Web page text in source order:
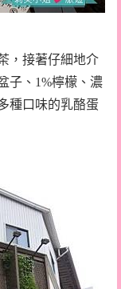
，接著仔細地介
子、1%檸檬、濃
種口味的乳酪蛋